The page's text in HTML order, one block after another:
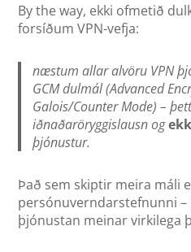
By the way, ekki ofmetið
forsíðum VPN-vefja:
næstum allar alvöru VPN
GCM dulmál (Advanced
Galois/Counter Mode) –
iðnaðaröryggislausn og
þjónustur.
Það sem skiptir meira máli
persónuverndarstefnunni
þjónustan meinar virkilega